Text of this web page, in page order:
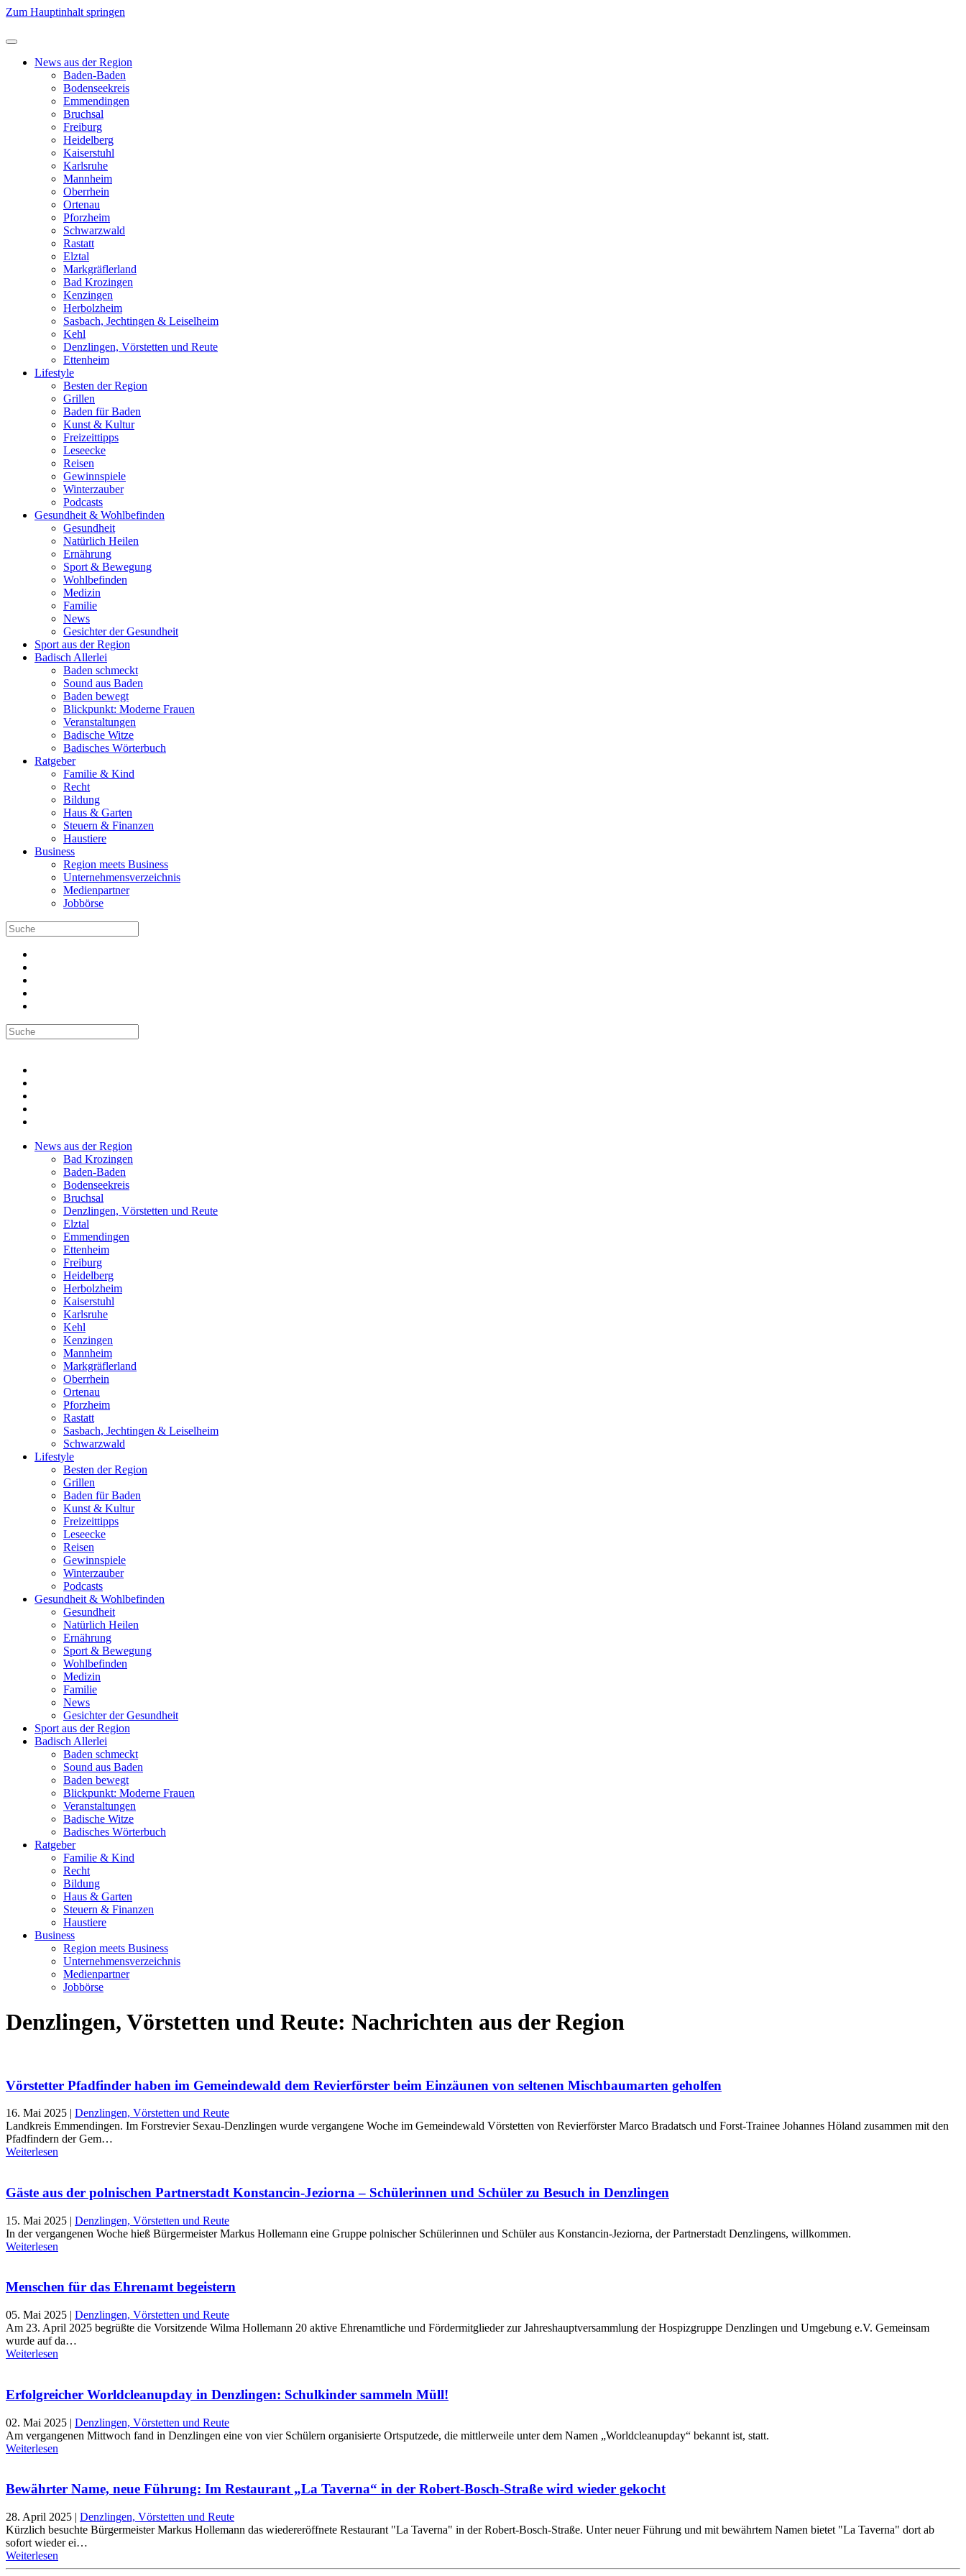
Zum Hauptinhalt springen
News aus der Region
Baden-Baden
Bodenseekreis
Emmendingen
Bruchsal
Freiburg
Heidelberg
Kaiserstuhl
Karlsruhe
Mannheim
Oberrhein
Ortenau
Pforzheim
Schwarzwald
Rastatt
Elztal
Markgräflerland
Bad Krozingen
Kenzingen
Herbolzheim
Sasbach, Jechtingen & Leiselheim
Kehl
Denzlingen, Vörstetten und Reute
Ettenheim
Lifestyle
Besten der Region
Grillen
Baden für Baden
Kunst & Kultur
Freizeittipps
Leseecke
Reisen
Gewinnspiele
Winterzauber
Podcasts
Gesundheit & Wohlbefinden
Gesundheit
Natürlich Heilen
Ernährung
Sport & Bewegung
Wohlbefinden
Medizin
Familie
News
Gesichter der Gesundheit
Sport aus der Region
Badisch Allerlei
Baden schmeckt
Sound aus Baden
Baden bewegt
Blickpunkt: Moderne Frauen
Veranstaltungen
Badische Witze
Badisches Wörterbuch
Ratgeber
Familie & Kind
Recht
Bildung
Haus & Garten
Steuern & Finanzen
Haustiere
Business
Region meets Business
Unternehmensverzeichnis
Medienpartner
Jobbörse
News aus der Region
Bad Krozingen
Baden-Baden
Bodenseekreis
Bruchsal
Denzlingen, Vörstetten und Reute
Elztal
Emmendingen
Ettenheim
Freiburg
Heidelberg
Herbolzheim
Kaiserstuhl
Karlsruhe
Kehl
Kenzingen
Mannheim
Markgräflerland
Oberrhein
Ortenau
Pforzheim
Rastatt
Sasbach, Jechtingen & Leiselheim
Schwarzwald
Lifestyle
Besten der Region
Grillen
Baden für Baden
Kunst & Kultur
Freizeittipps
Leseecke
Reisen
Gewinnspiele
Winterzauber
Podcasts
Gesundheit & Wohlbefinden
Gesundheit
Natürlich Heilen
Ernährung
Sport & Bewegung
Wohlbefinden
Medizin
Familie
News
Gesichter der Gesundheit
Sport aus der Region
Badisch Allerlei
Baden schmeckt
Sound aus Baden
Baden bewegt
Blickpunkt: Moderne Frauen
Veranstaltungen
Badische Witze
Badisches Wörterbuch
Ratgeber
Familie & Kind
Recht
Bildung
Haus & Garten
Steuern & Finanzen
Haustiere
Business
Region meets Business
Unternehmensverzeichnis
Medienpartner
Jobbörse
Denzlingen, Vörstetten und Reute: Nachrichten aus der Region
Vörstetter Pfadfinder haben im Gemeindewald dem Revierförster beim Einzäunen von seltenen Mischbaumarten geholfen
16. Mai 2025 | Denzlingen, Vörstetten und Reute
Landkreis Emmendingen. Im Forstrevier Sexau-Denzlingen wurde vergangene Woche im Gemeindewald Vörstetten von Revierförster Marco Bradatsch und Forst-Trainee Johannes Höland zusammen mit den
Pfadfindern der Gem…
Weiterlesen
Gäste aus der polnischen Partnerstadt Konstancin-Jeziorna – Schülerinnen und Schüler zu Besuch in Denzlingen
15. Mai 2025 | Denzlingen, Vörstetten und Reute
In der vergangenen Woche hieß Bürgermeister Markus Hollemann eine Gruppe polnischer Schülerinnen und Schüler aus Konstancin-Jeziorna, der Partnerstadt Denzlingens, willkommen.
Weiterlesen
Menschen für das Ehrenamt begeistern
05. Mai 2025 | Denzlingen, Vörstetten und Reute
Am 23. April 2025 begrüßte die Vorsitzende Wilma Hollemann 20 aktive Ehrenamtliche und Fördermitglieder zur Jahreshauptversammlung der Hospizgruppe Denzlingen und Umgebung e.V. Gemeinsam
wurde auf da…
Weiterlesen
Erfolgreicher Worldcleanupday in Denzlingen: Schulkinder sammeln Müll!
02. Mai 2025 | Denzlingen, Vörstetten und Reute
Am vergangenen Mittwoch fand in Denzlingen eine von vier Schülern organisierte Ortsputzede, die mittlerweile unter dem Namen „Worldcleanupday“ bekannt ist, statt.
Weiterlesen
Bewährter Name, neue Führung: Im Restaurant „La Taverna“ in der Robert-Bosch-Straße wird wieder gekocht
28. April 2025 | Denzlingen, Vörstetten und Reute
Kürzlich besuchte Bürgermeister Markus Hollemann das wiedereröffnete Restaurant "La Taverna" in der Robert-Bosch-Straße. Unter neuer Führung und mit bewährtem Namen bietet "La Taverna" dort ab
sofort wieder ei…
Weiterlesen